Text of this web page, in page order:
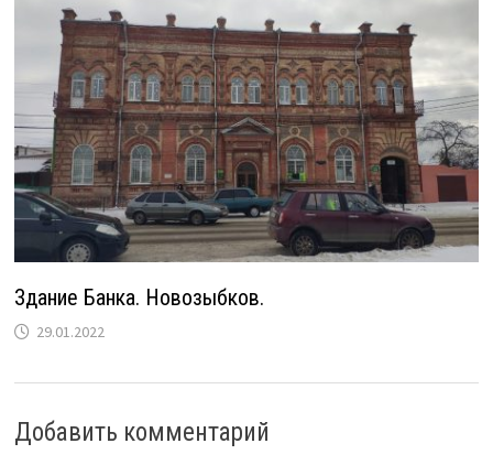
Здание Банка. Новозыбков.
29.01.2022
Добавить комментарий